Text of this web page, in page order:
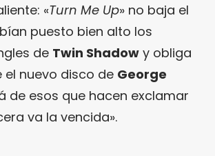
«Turn Me Up» no baja el
puesto bien alto los
de Twin Shadow y obliga
el nuevo disco de George
de esos que hacen exclamar
va la vencida».